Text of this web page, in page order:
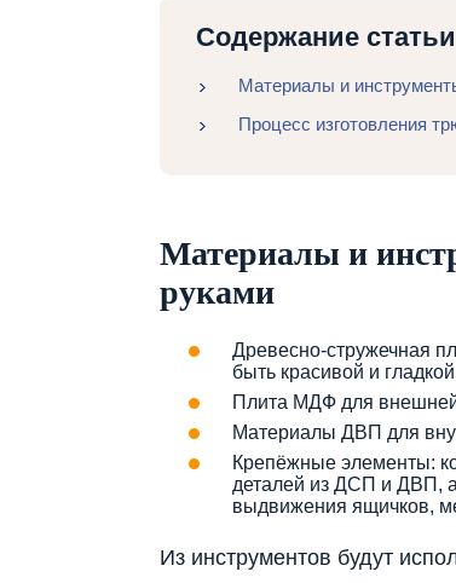
Содержание статьи
Материалы и
Процесс изготовления
Материалы и
руками
Древесно-стружечная
быть красивой и
Плита МДФ для
Материалы ДВП для
Крепёжные элементы:
деталей из ДСП и ДВП,
выдвижения ящичков,
Из инструментов будут